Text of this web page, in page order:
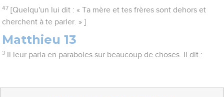
47 [Quelqu'un lui dit : « Ta mère et tes frères sont dehors et
cherchent à te parler. » ]
Matthieu 13
3 Il leur parla en paraboles sur beaucoup de choses. Il dit :